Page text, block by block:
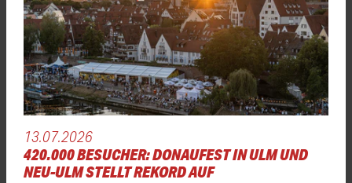
13.07.2026
420.000 BESUCHER: DONAUFEST IN ULM UND
NEU-ULM STELLT REKORD AUF